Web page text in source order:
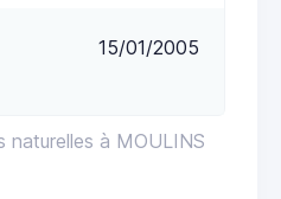
à MOULINS
15/01/2005